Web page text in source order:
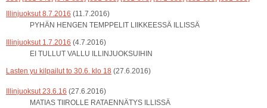
Illinjuoksut 8.7.2016 (11.7.2016)
PYHÄN HENGEN TEMPPELIT LIIKKEESSÄ ILLISSÄ
Illinjuoksut 1.7.2016 (4.7.2016)
EI TULLUT VALLU ILLINJUOKSUIHIN
Lasten yu kilpailut to 30.6. klo 18 (27.6.2016)
Illinjuoksut 23.6.16 (27.6.2016)
MATIAS TIIROLLE RATAENNÄTYS ILLISSÄ